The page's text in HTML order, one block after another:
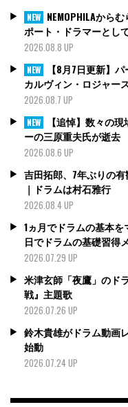
NEW NEMOPHILAから
ポート・ドラマーとし
2026.08.8 UP
NEW
【8月7日更新】
カルヴィン・ロジャー
2026.08.7 UP
NEW
【追悼】数々の
ーの三原重夫氏が逝去
2026.08.6 UP
吉田拓郎、7年ぶりの
｜ドラムは村石雅行
2026.08.4 UP
1ヵ月でドラムの基本
日でドラムの基礎習得
2026.07.29 UP
米津玄師「夜鷹」のド
戦』主題歌
2026.07.26 UP
鈴木貴雄がドラム動画
始動
2026.07.24 UP